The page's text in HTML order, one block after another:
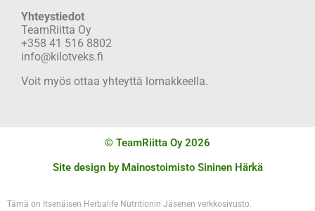
Yhteystiedot
TeamRiitta Oy
+358 41 516 8802
info@kilotveks.fi
Voit myös ottaa yhteyttä lomakkeella.
© TeamRiitta Oy 2026
Site design by Mainostoimisto Sininen Härkä
Tämä on Itsenäisen Herbalife Nutritionin Jäsenen verkkosivusto.